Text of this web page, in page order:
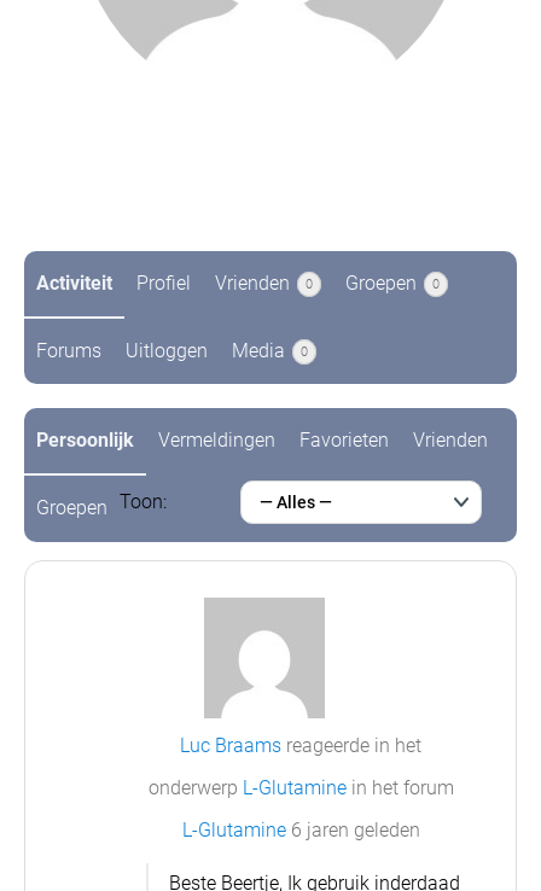
Activiteit Profiel Vrienden 0 Groepen 0
Forums Uitloggen Media 0
Persoonlijk Vermeldingen Favorieten Vrienden
Groepen Toon: — Alles —
Luc Braams reageerde in het
onderwerp L-Glutaminein het forum
L-Glutamine 6 jaren geleden
Beste Beertje,Ik gebruik inderdaad